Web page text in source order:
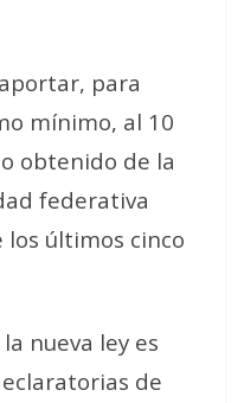
para
mínimo, al 10
obtenido de la
federativa
últimos cinco
nueva ley es
de